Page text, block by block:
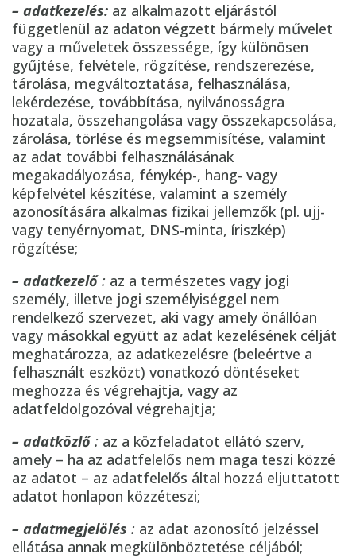
– adatkezelés: az alkalmazott eljárástól
függetlenül az adaton végzett bármely művelet
vagy a műveletek összessége, így különösen
gyűjtése, felvétele, rögzítése, rendszerezése,
tárolása, megváltoztatása, felhasználása,
lekérdezése, továbbítása, nyilvánosságra
hozatala, összehangolása vagy összekapcsolása,
zárolása, törlése és megsemmisítése, valamint
az adat további felhasználásának
megakadályozása, fénykép-, hang- vagy
képfelvétel készítése, valamint a személy
azonosítására alkalmas fizikai jellemzők (pl. ujj-
vagy tenyérnyomat, DNS-minta, íriszkép)
rögzítése;
– adatkezelő: az a természetes vagy jogi
személy, illetve jogi személyiséggel nem
rendelkező szervezet, aki vagy amely önállóan
vagy másokkal együtt az adat kezelésének célját
meghatározza, az adatkezelésre (beleértve a
felhasznált eszközt) vonatkozó döntéseket
meghozza és végrehajtja, vagy az
adatfeldolgozóval végrehajtja;
– adatközlő: az a közfeladatot ellátó szerv,
amely – ha az adatfelelős nem maga teszi közzé
az adatot – az adatfelelős által hozzá eljuttatott
adatot honlapon közzéteszi;
– adatmegjelölés: az adat azonosító jelzéssel
ellátása annak megkülönböztetése céljából;